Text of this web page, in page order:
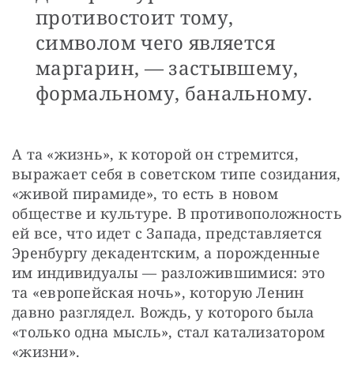
противостоит тому,
символом чего является
маргарин, — застывшему,
формальному, банальному.
А та «жизнь», к которой он стремится,
выражает себя в советском типе созидания,
«живой пирамиде», то есть в новом
обществе и культуре. В противоположность
ей все, что идет с Запада, представляется
Эренбургу декадентским, а порожденные
им индивидуалы — разложившимися: это
та «европейская ночь», которую Ленин
давно разглядел. Вождь, у которого была
«только одна мысль», стал катализатором
«жизни».